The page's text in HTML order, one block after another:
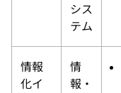
シス
テム
情報
化イ
情
報・